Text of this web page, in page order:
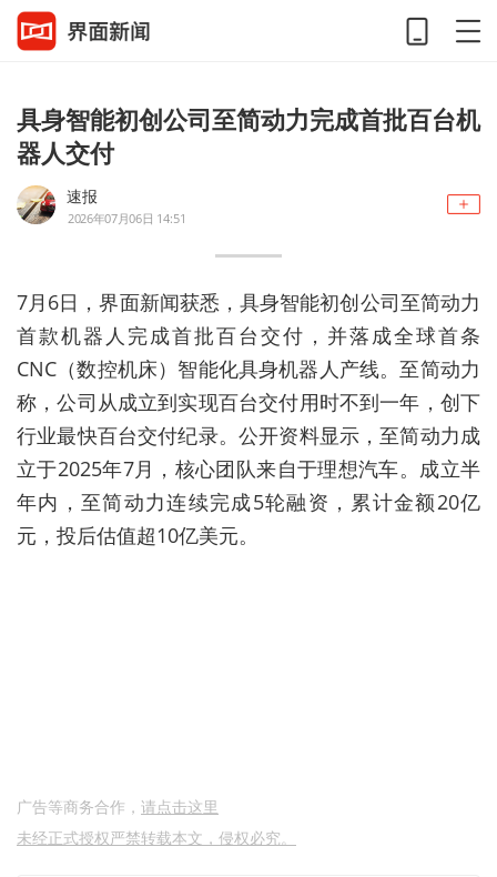
具身智能初创公司至简动力完成首批百台机
器人交付
速报
2026年07月06日 14:51
7月6日，界面新闻获悉，具身智能初创公司至简动力
首款机器人完成首批百台交付，并落成全球首条
CNC（数控机床）智能化具身机器人产线。至简动力
称，公司从成立到实现百台交付用时不到一年，创下
行业最快百台交付纪录。 公开资料显示，至简动力成
立于2025年7月，核心团队来自于理想汽车。 成立半
年内，至简动力连续完成5轮融资，累计金额20亿
元，投后估值超10亿美元。
广告等商务合作， 请点击这里
未经正式授权严禁转载本文，侵权必究。